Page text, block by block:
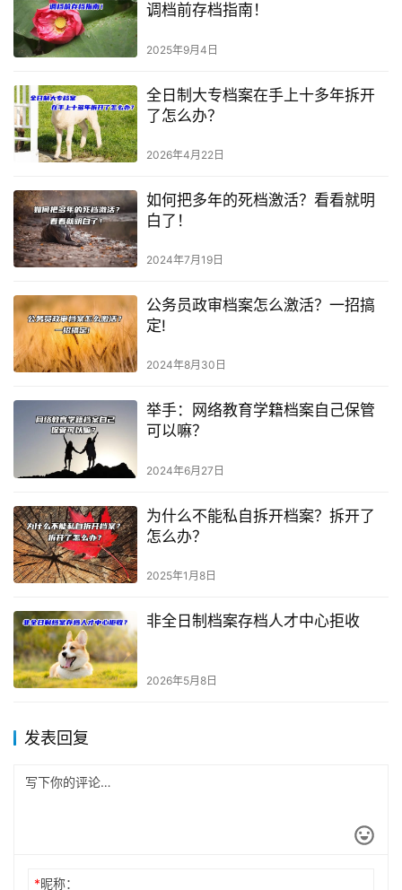
调档前存档指南！
2025年9月4日
全日制大专档案在手上十多年拆开
了怎么办？
2026年4月22日
如何把多年的死档激活？看看就明
白了！
2024年7月19日
公务员政审档案怎么激活？一招搞
定!
2024年8月30日
举手：网络教育学籍档案自己保管
可以嘛？
2024年6月27日
为什么不能私自拆开档案？拆开了
怎么办？
2025年1月8日
非全日制档案存档人才中心拒收
2026年5月8日
发表回复
*昵称：